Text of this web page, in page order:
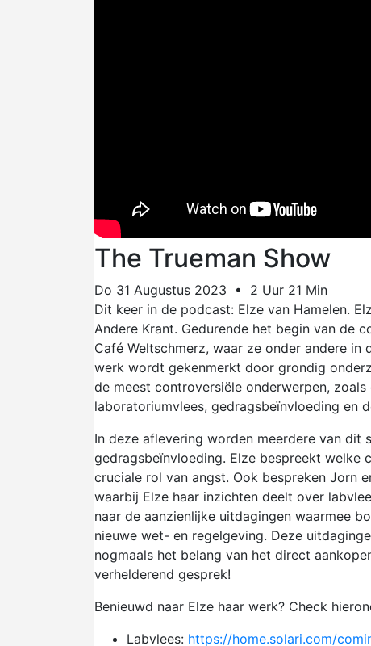
The Trueman Show
Do 31 Augustus 2023 • 2 Uur 21 Min
Dit keer in de podcast: Elze van Hamelen.
Andere Krant. Gedurende het begin van de
Café Weltschmerz, waar ze onder andere
werk wordt gekenmerkt door grondig
de meest controversiële onderwerpen, zoals
laboratoriumvlees, gedragsbeïnvloeding en
In deze aflevering worden meerdere van
gedragsbeïnvloeding. Elze bespreekt welke
cruciale rol van angst. Ook bespreken Jorn
waarbij Elze haar inzichten deelt over
naar de aanzienlijke uitdagingen waarmee
nieuwe wet- en regelgeving. Deze
nogmaals het belang van het direct
verhelderend gesprek!
Benieuwd naar Elze haar werk? Check
Labvlees: https://home.solari.com/